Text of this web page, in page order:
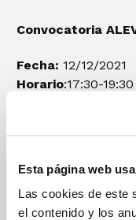
Esta página web
Las cookies de este
el contenido y los
Convocatoria
Fecha: 12/12/2021
Horario:17:30-19:30
Fecha:12/12/2021
Horario:17:30-19:30
Lugar:Pabellón